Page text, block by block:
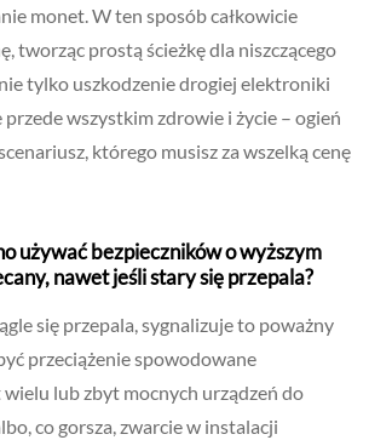
monet. W ten sposób całkowicie
tworząc prostą ścieżkę dla niszczącego
tylko uszkodzenie drogiej elektroniki
wszystkim zdrowie i życie – ogień
którego musisz za wszelką cenę
używać bezpieczników o wyższym
nawet jeśli stary się przepala?
się przepala, sygnalizuje to poważny
przeciążenie spowodowane
wielu lub zbyt mocnych urządzeń do
co gorsza, zwarcie w instalacji